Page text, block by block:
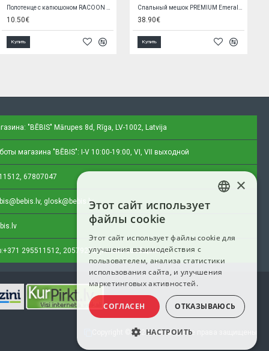
27.90€
Купить
2.90€
Купить
"BĒBIS" Mārupes 8d, Rīga, LV-1002, Latvija
магазина "BĒBIS": I-V 10:00-19:00, VI, VII выходной
67807047
glosk@bebis.lv
+371 295511512, 20579272 (только сообщения)
Copyright © 2023, Bebis.lv, Все права защищены
×
Этот сайт использует
файлы cookie
Этот сайт использует файлы cookie для
улучшения взаимодействия с
пользователем, анализа статистики
использования сайта, и улучшения
маркетинговых активностей.
СОГЛАСЕН ОТКАЗЫВАЮСЬ
НАСТРОИТЬ